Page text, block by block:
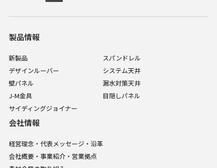
製品情報
新製品
スパンドレル
デザインルーバー
システム天井
壁パネル
漏水対策天井
J-M金具
目隠しパネル
サイディングジョイナー
会社情報
経営理念・代表メッセージ・沿革
会社概要・事業紹介・営業拠点